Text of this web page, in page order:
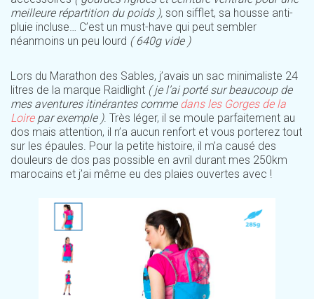
meilleure répartition du poids ), son sifflet, sa housse anti-
pluie incluse… C’est un must-have qui peut sembler
néanmoins un peu lourd ( 640g vide )
Lors du Marathon des Sables, j’avais un sac minimaliste 24
litres de la marque Raidlight ( je l’ai porté sur beaucoup de
mes aventures itinérantes comme dans les Gorges de la
Loirepar exemple ). Très léger, il se moule parfaitement au
dos mais attention, il n’a aucun renfort et vous porterez tout
sur les épaules. Pour la petite histoire, il m’a causé des
douleurs de dos pas possible en avril durant mes 250km
marocains et j’ai même eu des plaies ouvertes avec !